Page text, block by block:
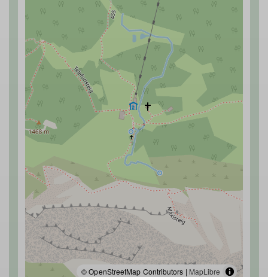
© OpenStreetMap Contributors | MapLibre